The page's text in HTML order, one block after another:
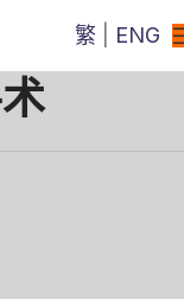
繁 ENG